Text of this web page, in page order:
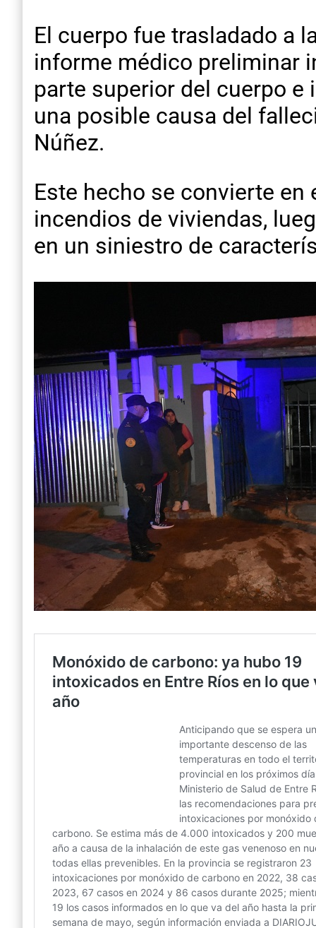
El cuerpo fue trasladado a
informe médico preliminar
parte superior del cuerpo
una posible causa del
Núñez.
Este hecho se convierte
incendios de viviendas,
en un siniestro de